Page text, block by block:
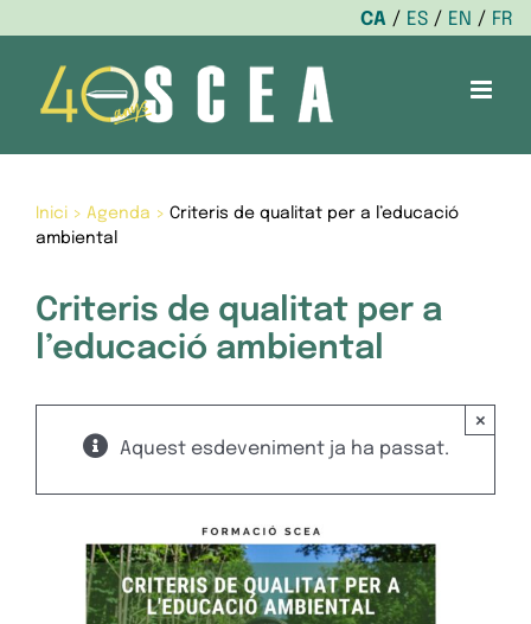
CA ES EN
FR
content
Inici> Agenda > Criteris de qualitat per a l’educació
ambiental
Criteris de qualitat per a
l’educació ambiental
Aquest esdeveniment ja ha passat.
×